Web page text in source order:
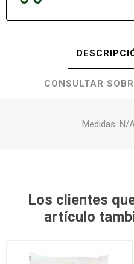
CONSULTAR
Medidas: N/
Los clientes
artículo